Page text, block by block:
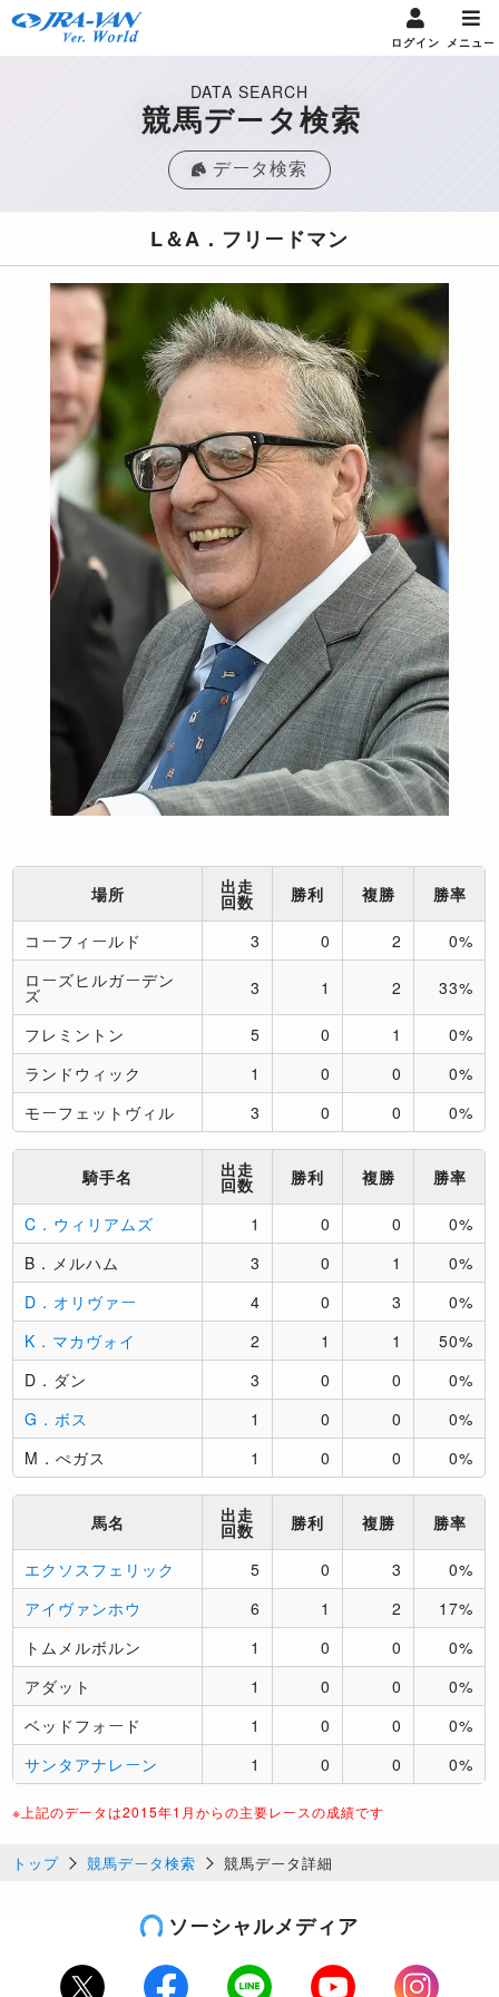
ログイン メニュー
DATA SEARCH
競馬データ検索
データ検索
L＆A．フリードマン
場所 出走
回数 勝利 複勝 勝率
コーフィールド 3 0 2
0%
ローズヒルガーデン
ズ 3 1 2 33%
フレミントン 5 0 1
0%
ランドウィック
1 0 0
0%
モーフェットヴィル
3 0 0 0%
騎手名 出走
回数 勝利 複勝 勝率
C．ウィリアムズ 1 0 0
0%
B．メルハム
3 0 1
0%
D．オリヴァー
4 0 3
0%
K．マカヴォイ
2 1 1
50%
D．ダン
3 0 0
0%
G．ボス
1 0 0
0%
M．ぺガス
1 0 0 0%
馬名 出走
回数 勝利 複勝 勝率
エクソスフェリック 5 0 3
0%
アイヴァンホウ
6 1 2
17%
トムメルボルン
1 0 0
0%
アダット
1 0 0
0%
ベッドフォード
1 0 0
0%
サンタアナレーン
1 0 0 0%
※上記のデータは2015年1月からの主要レースの成績です
トップ 競馬データ検索 競馬データ詳細
ソーシャルメディア